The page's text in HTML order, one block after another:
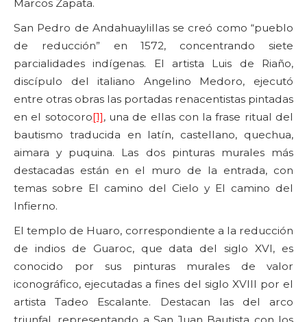
Marcos Zapata.
San Pedro de Andahuaylillas se creó como “pueblo
de reducción” en 1572, concentrando siete
parcialidades indígenas. El artista Luis de Riaño,
discípulo del italiano Angelino Medoro, ejecutó
entre otras obras las portadas renacentistas pintadas
en el sotocoro[1], una de ellas con la frase ritual del
bautismo traducida en latín, castellano, quechua,
aimara y puquina. Las dos pinturas murales más
destacadas están en el muro de la entrada, con
temas sobre El camino del Cielo y El camino del
Infierno.
El templo de Huaro, correspondiente a la reducción
de indios de Guaroc, que data del siglo XVI, es
conocido por sus pinturas murales de valor
iconográfico, ejecutadas a fines del siglo XVIII por el
artista Tadeo Escalante. Destacan las del arco
triunfal, representando a San Juan Bautista con los